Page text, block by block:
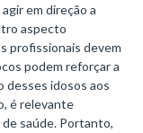
em direção a
aspecto
profissionais devem
podem reforçar a
desses idosos aos
é relevante
saúde. Portanto,